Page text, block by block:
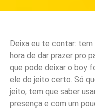
Deixa eu te contar: tem
hora de dar prazer pro
que pode deixar o boy
ele do jeito certo. Só
jeito, tem que saber
presença e com um